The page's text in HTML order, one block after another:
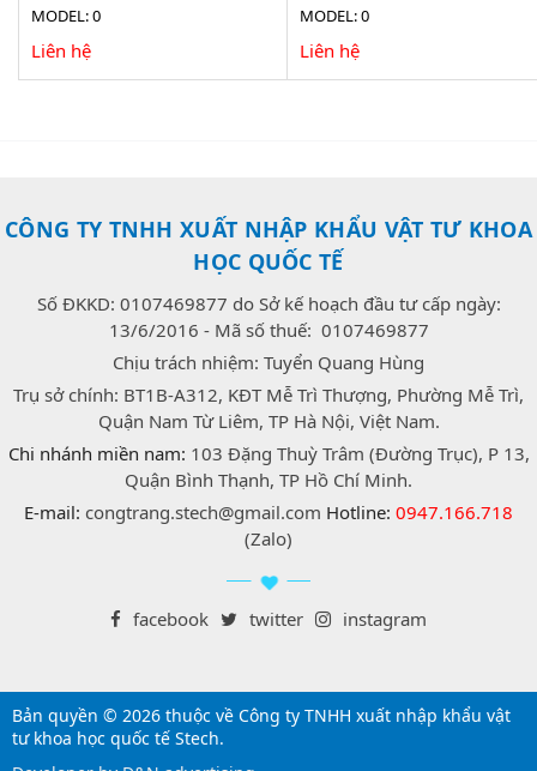
MODEL: 0
Liên hệ
MODEL: 0
Liên hệ
CÔNG TY TNHH XUẤT NHẬP KHẨU VẬT TƯ KHOA
HỌC QUỐC TẾ
Số ĐKKD: 0107469877 do Sở kế hoạch đầu tư cấp ngày:
13/6/2016 - Mã số thuế: 0107469877
Chịu trách nhiệm: Tuyển Quang Hùng
Trụ sở chính: BT1B-A312, KĐT Mễ Trì Thượng, Phường Mễ Trì,
Quận Nam Từ Liêm, TP Hà Nội, Việt Nam.
Chi nhánh miền nam: 103 Đặng Thuỳ Trâm (Đường Trục), P 13,
Quận Bình Thạnh, TP Hồ Chí Minh.
E-mail: congtrang.stech@gmail.com Hotline: 0947.166.718
(Zalo)
facebook twitter instagram
Bản quyền © 2026 thuộc về Công ty TNHH xuất nhập khẩu vật
tư khoa học quốc tế Stech.